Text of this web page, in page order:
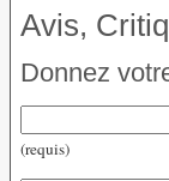
Avis,
Donnez
(requis)